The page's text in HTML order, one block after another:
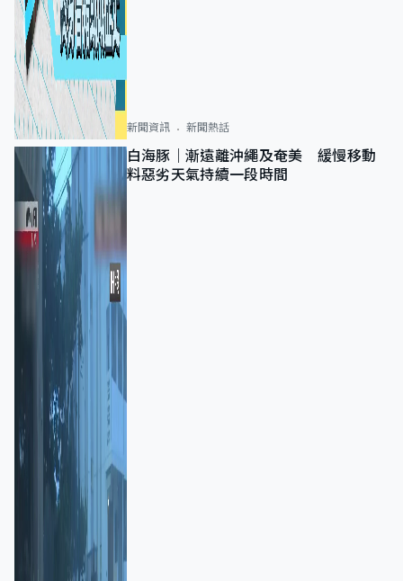
新聞資訊 新聞熱話
白海豚｜漸遠離沖繩及奄美 緩慢移動
料惡劣天氣持續一段時間